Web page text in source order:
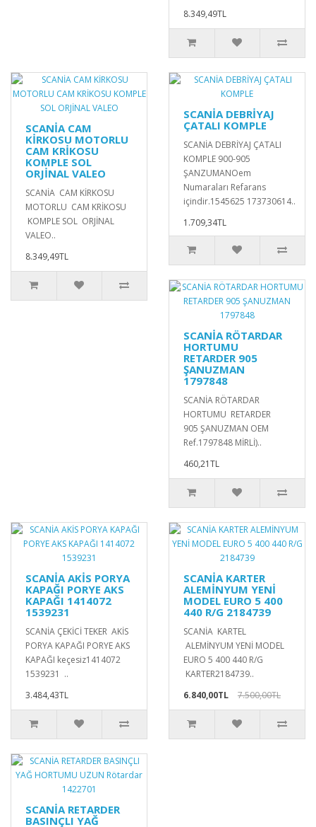
8.349,49TL
SCANİA CAM
KİRKOSU MOTORLU
CAM KRİKOSU
KOMPLE SOL
ORJİNAL VALEO
SCANİA CAM KİRKOSU
MOTORLU CAM KRİKOSU
KOMPLE SOL ORJİNAL
VALEO..
8.349,49TL
SCANİA DEBRİYAJ
ÇATALI KOMPLE
SCANİA DEBRİYAJ ÇATALI
KOMPLE 900-905
ŞANZUMANOem
Numaraları Refarans
içindir.1545625 173730614..
1.709,34TL
SCANİA RÖTARDAR
HORTUMU
RETARDER 905
ŞANUZMAN
1797848
SCANİA RÖTARDAR
HORTUMU RETARDER
905 ŞANUZMAN OEM
Ref.1797848 MİRLİ)..
460,21TL
SCANİA AKİS PORYA
KAPAĞI PORYE AKS
KAPAĞI 1414072
1539231
SCANİA ÇEKİCİ TEKER AKİS
PORYA KAPAĞI PORYE AKS
KAPAĞI keçesiz1414072
1539231 ..
3.484,43TL
SCANİA KARTER
ALEMİNYUM YENİ
MODEL EURO 5 400
440 R/G 2184739
SCANİA KARTEL
ALEMİNYUM YENİ MODEL
EURO 5 400 440 R/G
KARTER2184739..
6.840,00TL
7.500,00TL
SCANİA RETARDER
BASINÇLI YAĞ